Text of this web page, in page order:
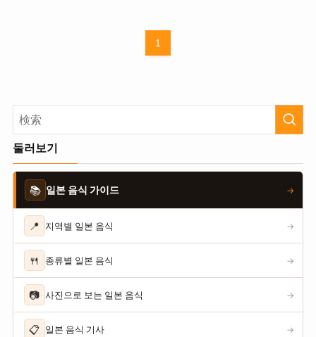
1
둘러보기
📚 일본 음식 가이드 →
📍 지역별 일본 음식 →
🍴 종류별 일본 음식 →
📷 사진으로 보는 일본 음식 →
📋 일본 음식 기사 →